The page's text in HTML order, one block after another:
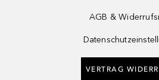
AGB &
VERTRAG